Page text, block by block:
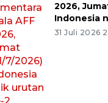
2026,
Indonesia
31 Juli 2026